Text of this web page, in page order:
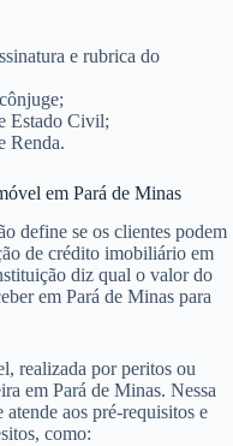
e rubrica do
Estado Civil;
Renda.
em Pará de Minas
define se os clientes podem
de crédito imobiliário em
diz qual o valor do
em Pará de Minas para
realizada por peritos ou
em Pará de Minas. Nessa
aos pré-requisitos e
como: